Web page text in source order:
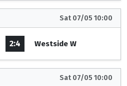
Sat 07/05 10:00
2:4 Westside W
Sat 07/05 10:00